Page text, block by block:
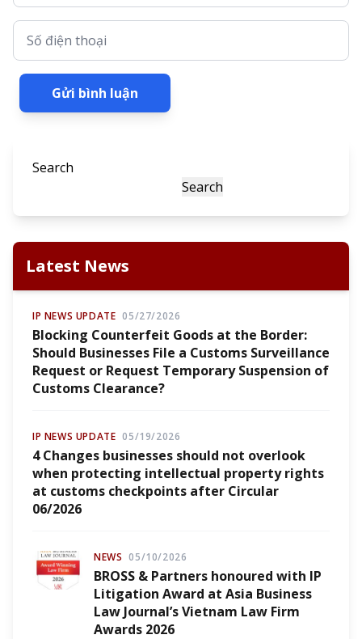
Số điện thoại
Gửi bình luận
Search
Search
Latest News
IP NEWS UPDATE 05/27/2026
Blocking Counterfeit Goods at the Border:
Should Businesses File a Customs Surveillance
Request or Request Temporary Suspension of
Customs Clearance?
IP NEWS UPDATE 05/19/2026
4 Changes businesses should not overlook
when protecting intellectual property rights
at customs checkpoints after Circular
06/2026
NEWS 05/10/2026
BROSS & Partners honoured with IP
Litigation Award at Asia Business
Law Journal’s Vietnam Law Firm
Awards 2026